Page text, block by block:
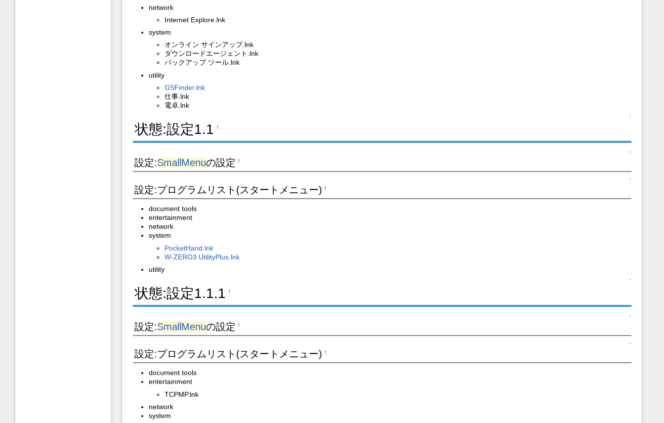
network
Internet Explore.lnk
system
オンライン サインアップ.lnk
ダウンロードエージェント.lnk
バックアップ ツール.lnk
utility
GSFinder.lnk
仕事.lnk
電卓.lnk
↑
状態:設定1.1 †
↑
設定:SmallMenuの設定 †
↑
設定:プログラムリスト(スタートメニュー) †
document tools
entertainment
network
system
PocketHand.lnk
W-ZERO3 UtilityPlus.lnk
utility
↑
状態:設定1.1.1 †
↑
設定:SmallMenuの設定 †
↑
設定:プログラムリスト(スタートメニュー) †
document tools
entertainment
TCPMP.lnk
network
system